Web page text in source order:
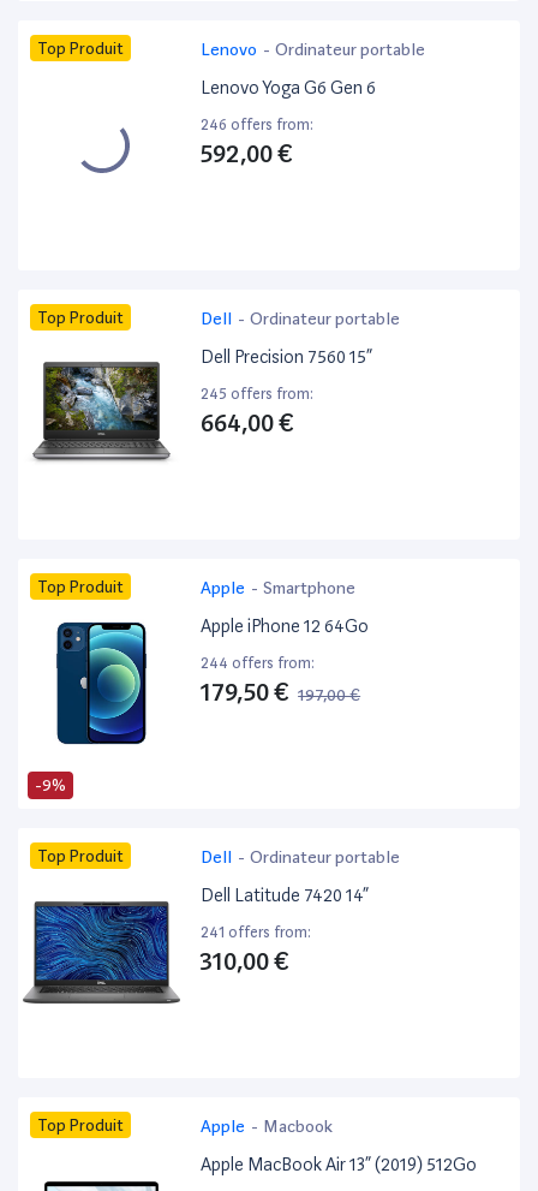
Top Produit Lenovo - Ordinateur portable
Lenovo Yoga G6 Gen 6
246 offers from:
592,00 €
Top Produit Dell - Ordinateur portable
Dell Precision 7560 15”
245 offers from:
664,00 €
-9%
Top Produit Apple - Smartphone
Apple iPhone 12 64Go
244 offers from:
179,50 € 197,00 €
Top Produit Dell - Ordinateur portable
Dell Latitude 7420 14”
241 offers from:
310,00 €
Top Produit Apple - Macbook
Apple MacBook Air 13” (2019) 512Go